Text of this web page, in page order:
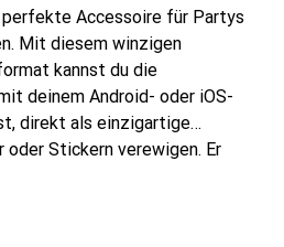
Accessoire für Partys
Mit diesem winzigen
kannst du die
deinem Android- oder iOS-
direkt als einzigartige
oder Stickern verewigen. Er
und zur